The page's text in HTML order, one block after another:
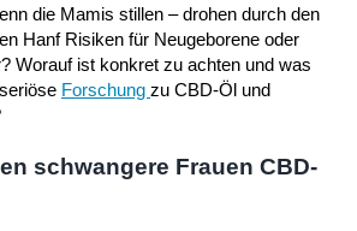
die Mamis stillen – drohen durch den
Hanf Risiken für Neugeborene oder
Worauf ist konkret zu achten und was
Forschung zu CBD-Öl und
schwangere Frauen CBD-